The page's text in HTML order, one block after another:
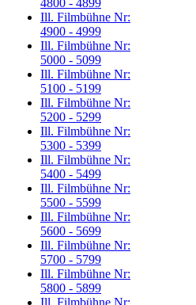
Ill. Filmbühne Nr:
4900 - 4999
Ill. Filmbühne Nr:
5000 - 5099
Ill. Filmbühne Nr:
5100 - 5199
Ill. Filmbühne Nr:
5200 - 5299
Ill. Filmbühne Nr:
5300 - 5399
Ill. Filmbühne Nr:
5400 - 5499
Ill. Filmbühne Nr:
5500 - 5599
Ill. Filmbühne Nr:
5600 - 5699
Ill. Filmbühne Nr:
5700 - 5799
Ill. Filmbühne Nr:
5800 - 5899
Ill. Filmbühne Nr: